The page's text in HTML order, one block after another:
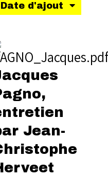
Date d'ajout
Jean-